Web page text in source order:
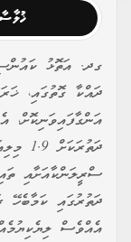
ޚުލާސާ
ދައްކާ ގޮތުގައި،
ސްރީލަންކާއަށާއި
ދަތުރުގައި ކަމާބެހޭ
އެއްވެސް